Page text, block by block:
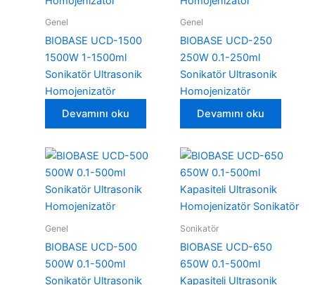
Genel
BIOBASE UCD-1500
1500W 1-1500ml
Sonikatör Ultrasonik
Homojenizatör
Devamını oku
Genel
BIOBASE UCD-250
250W 0.1-250ml
Sonikatör Ultrasonik
Homojenizatör
Devamını oku
Genel
BIOBASE UCD-500
500W 0.1-500ml
Sonikatör Ultrasonik
Sonikatör
BIOBASE UCD-650
650W 0.1-500ml
Kapasiteli Ultrasonik